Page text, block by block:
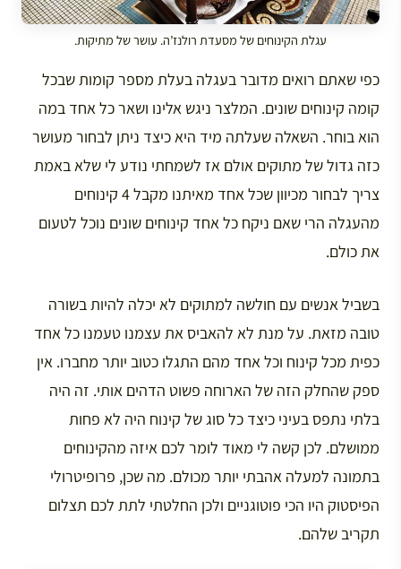
עגלת הקינוחים של מסעדת רולנז’ה. עושר של מתיקות.
כפי שאתם רואים מדובר בעגלה בעלת מספר קומות שבכל
קומה קינוחים שונים. המלצר ניגש אלינו ושאר כל אחד במה
הוא בוחר. השאלה שעלתה מיד היא כיצד ניתן לבחור מעושר
כזה גדול של מתוקים אולם אז לשמחתי נודע לי שלא באמת
צריך לבחור מכיוון שכל אחד מאיתנו מקבל 4 קינוחים
מהעגלה הרי שאם ניקח כל אחד קינוחים שונים נוכל לטעום
את כולם.
בשביל אנשים עם חולשה למתוקים לא יכלה להיות בשורה
טובה מזאת. על מנת לא להאביס את עצמנו טעמנו כל אחד
כפית מכל קינוח וכל אחד מהם התגלו כטוב יותר מחברו. אין
ספק שהחלק הזה של הארוחה פשוט הדהים אותי. זה היה
בלתי נתפס בעיני כיצד כל סוג של קינוח היה לא פחות
ממושלם. לכן קשה לי מאוד לומר לכם איזה מהקינוחים
בתמונה למעלה אהבתי יותר מכולם. מה שכן, פרופיטרולי
הפיסטוק היו הכי פוטוגניים ולכן החלטתי לתת לכם תצלום
תקריב שלהם.